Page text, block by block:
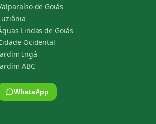
de Goiás
Lindas de Goiás
Ocidental
Ingá
ABC
WhatsApp